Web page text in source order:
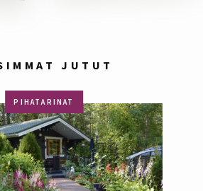
JUTUT
PIHATARINAT